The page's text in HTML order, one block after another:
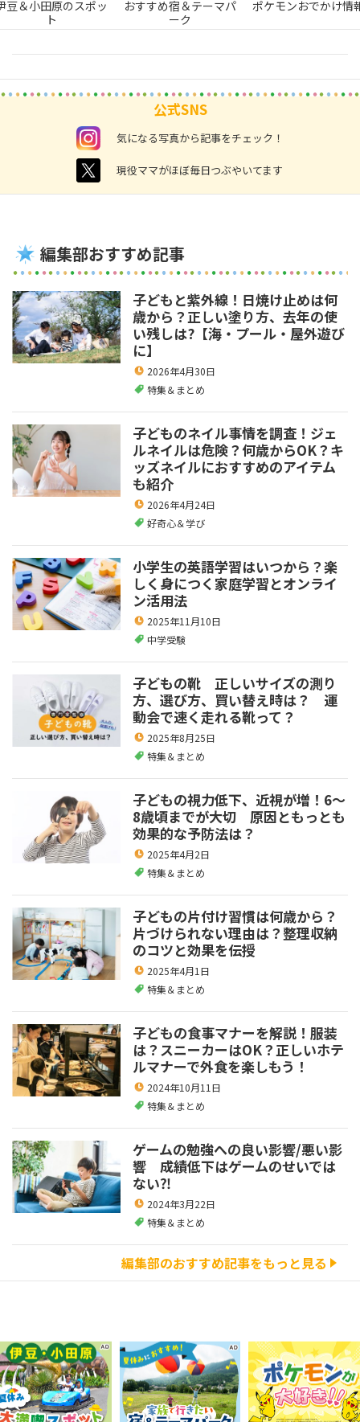
豆＆小田原のスポッ
ト
おすすめ宿＆テーマパ
ーク
ポケモンおでかけ情
公式SNS
instagram 気になる写真から記事をチェック！
twitter 現役ママがほぼ毎日つぶやいてます
編集部おすすめ記事
子どもと紫外線！日焼け止めは何
歳から？正しい塗り方、去年の使
い残しは?【海・プール・屋外遊び
に】
2026年4月30日
特集＆まとめ
子どものネイル事情を調査！ジェ
ルネイルは危険？何歳からOK？キ
ッズネイルにおすすめのアイテム
も紹介
2026年4月24日
好奇心＆学び
小学生の英語学習はいつから？楽
しく身につく家庭学習とオンライ
ン活用法
2025年11月10日
中学受験
子どもの靴 正しいサイズの測り
方、選び方、買い替え時は？ 運
動会で速く走れる靴って？
2025年8月25日
特集＆まとめ
子どもの視力低下、近視が増！6～
8歳頃までが大切 原因ともっとも
効果的な予防法は？
2025年4月2日
特集＆まとめ
子どもの片付け習慣は何歳から？
片づけられない理由は？整理収納
のコツと効果を伝授
2025年4月1日
特集＆まとめ
子どもの食事マナーを解説！服装
は？スニーカーはOK？正しいホテ
ルマナーで外食を楽しもう！
2024年10月11日
特集＆まとめ
ゲームの勉強への良い影響/悪い影
響 成績低下はゲームのせいでは
ない⁈
2024年3月22日
特集＆まとめ
編集部のおすすめ記事をもっと見る